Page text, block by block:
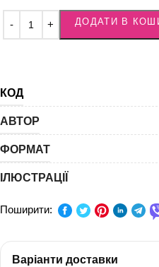
ДОДАТИ В
КОД
АВТОР
ФОРМАТ
ІЛЮСТРАЦІЇ
Поширити:
Варіанти доставки